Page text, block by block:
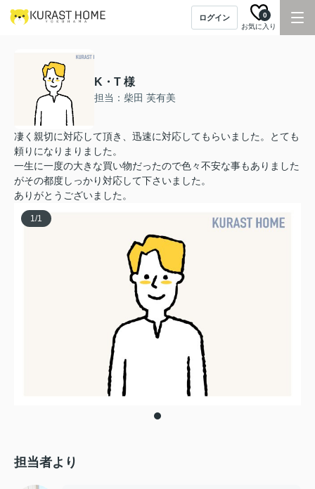
ログイン
お気に入り
0
K・T 様
担当：柴田 芙有美
凄く親切に対応して頂き、迅速に対応してもらいました。とても
頼りになりまりました。
一生に一度の大きな買い物だったので色々不安な事もありました
がその都度しっかり対応して下さいました。
ありがとうございました。
1/1
担当者より